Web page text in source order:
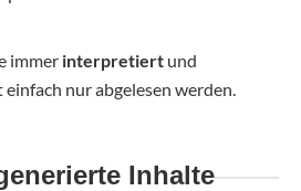
immer interpretiert und
einfach nur abgelesen werden.
Inhalte